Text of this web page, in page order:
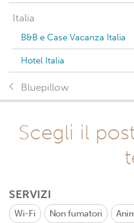
Italia
B&B e Case Vacanza Italia
Hotel Italia
Bluepillow
Scegli il
SERVIZI
Wi-Fi Non fumatori